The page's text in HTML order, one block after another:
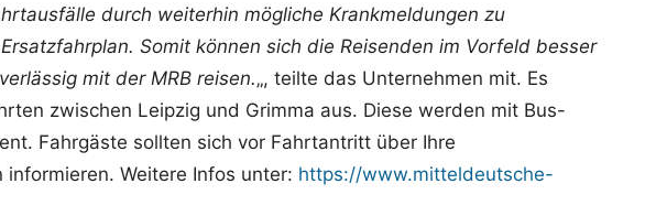
durch weiterhin mögliche Krankmeldungen zu
Somit können sich die Reisenden im Vorfeld besser
mit der MRB reisen.„, teilte das Unternehmen mit. Es
zwischen Leipzig und Grimma aus. Diese werden mit Bus-
Fahrgäste sollten sich vor Fahrtantritt über Ihre
informieren. Weitere Infos unter: https://www.mitteldeutsche-